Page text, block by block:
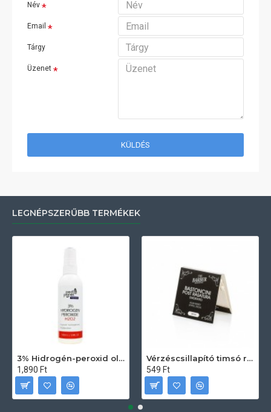
Név
Email
Tárgy
Üzenet
KÜLDÉS
LEGNÉPSZERŰBB TERMÉKEK
3% Hidrogén-peroxid oldat (sebfertőtlenítő) 100ml
1,890 Ft
Vérzéscsillapító timsó rúd 20db
549 Ft